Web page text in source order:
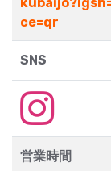
ce=qr
SNS
営業時間